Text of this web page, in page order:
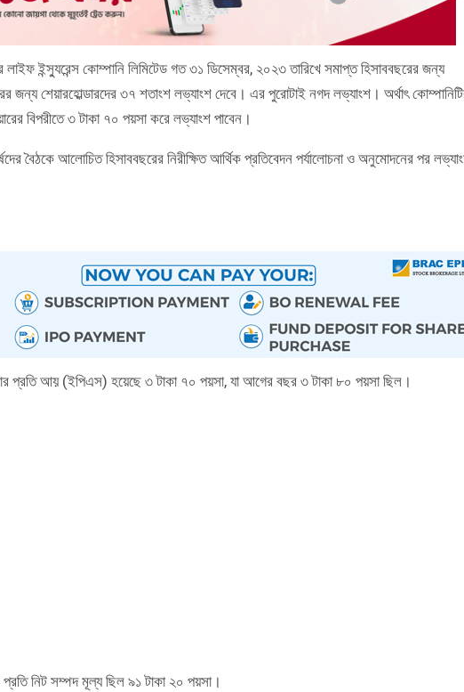
লাইফ ইন্স্যুরেন্স কোম্পানি লিমিটেড গত ৩১ ডিসেম্বর, ২০২৩ তারিখে সমাপ্ত হিসাববছরের জন্য
শেয়ারহোল্ডারদের ৩৭ শতাংশ লভ্যাংশ দেবে। এর পুরোটাই নগদ লভ্যাংশ। অর্থাৎ
বিপরীতে ৩ টাকা ৭০ পয়সা করে লভ্যাংশ পাবেন।
বৈঠকে আলোচিত হিসাববছরের নিরীক্ষিত আর্থিক প্রতিবেদন পর্যালোচনা ও অনুমোদনের পর
প্রতি আয় (ইপিএস) হয়েছে ৩ টাকা ৭০ পয়সা, যা আগের বছর ৩ টাকা ৮০ পয়সা ছিল।
নিট সম্পদ মূল্য ছিল ৯১ টাকা ২০ পয়সা।